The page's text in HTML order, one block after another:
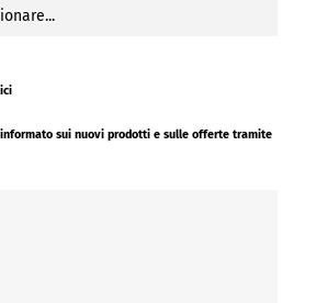
informato sui nuovi prodotti e sulle offerte tramite